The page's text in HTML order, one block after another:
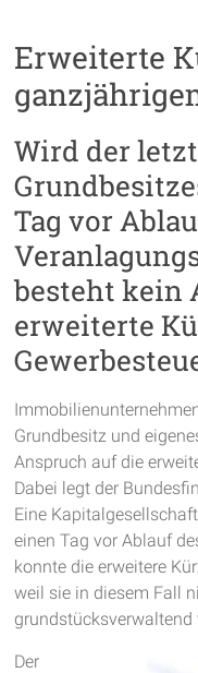
Erweiterte
Wird der
Tag vor
besteht kein
erweiterte
Grundbesitz und
Anspruch auf die
Dabei legt der
Eine
einen Tag vor Ablauf
konnte die erweitere
weil sie in diesem Fall
grundstücksverwaltend
Der